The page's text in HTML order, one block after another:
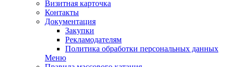
Визитная карточка
Контакты
Документация
Закупки
Рекламодателям
Политика обработки персональных данных
Меню